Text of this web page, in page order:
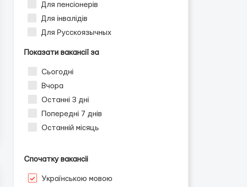
Для пенсіонерів
Для інвалідів
Для Русскоязычных
Показати вакансії за
Сьогодні
Вчора
Останні 3 дні
Попередні 7 днів
Останній місяць
Спочатку вакансіі
Українською мовою